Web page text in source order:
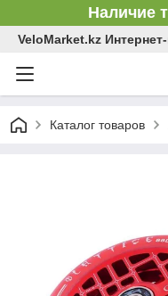
Наличие
VeloMarket.kz
Каталог товаров